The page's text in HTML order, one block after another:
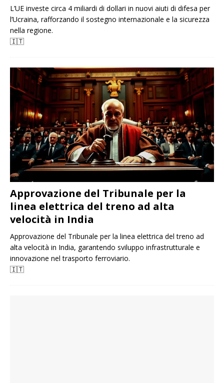
L’UE investe circa 4 miliardi di dollari in nuovi aiuti di difesa per
l’Ucraina, rafforzando il sostegno internazionale e la sicurezza
nella regione.
🇮🇹
Approvazione del Tribunale per la
linea elettrica del treno ad alta
velocità in India
Approvazione del Tribunale per la linea elettrica del treno ad
alta velocità in India, garantendo sviluppo infrastrutturale e
innovazione nel trasporto ferroviario.
🇮🇹